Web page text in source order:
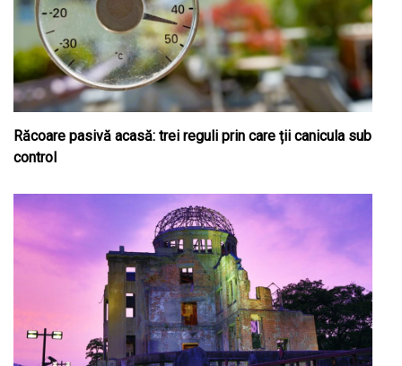
Răcoare pasivă acasă: trei reguli prin care ții canicula sub
control